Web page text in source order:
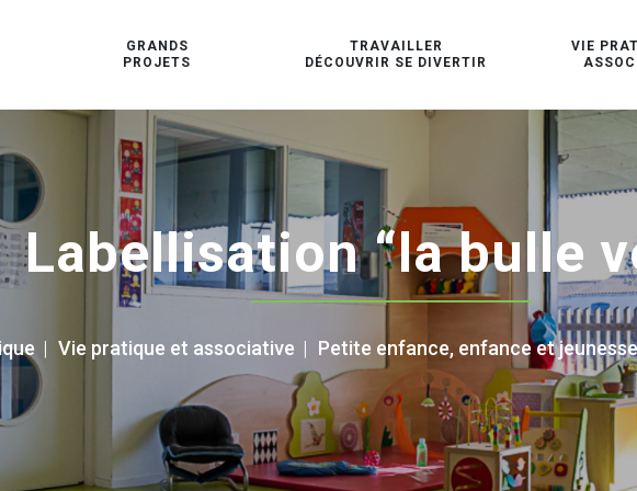
GRANDS
PROJETS
TRAVAILLER
DÉCOUVRIR SE DIVERTIR
VIE
Labellisation “la bulle
| Vie pratique et associative | Petite enfance, enfance et jeunesse